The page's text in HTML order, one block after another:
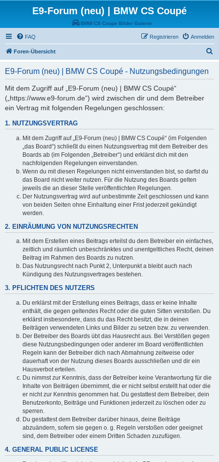
E9-Forum (neu) | BMW CS Coupé
BMW CS Coupe Bilder Galerie
FAQ Anmelden
Registrieren
Foren-Übersicht
E9-Forum (neu) | BMW CS Coupé - Nutzungsbedingungen
Mit dem Zugriff auf „E9-Forum (neu) | BMW CS Coupé“
(„https://www.e9-forum.de“) wird zwischen dir und dem Betreiber
ein Vertrag mit folgenden Regelungen geschlossen:
1. NUTZUNGSVERTRAG
Mit dem Zugriff auf „E9-Forum (neu) | BMW CS Coupé“ (im Folgenden
„das Board“) schließt du einen Nutzungsvertrag mit dem Betreiber des
Boards ab (im Folgenden „Betreiber“) und erklärst dich mit den
nachfolgenden Regelungen einverstanden.
Wenn du mit diesen Regelungen nicht einverstanden bist, so darfst du
das Board nicht weiter nutzen. Für die Nutzung des Boards gelten
jeweils die an dieser Stelle veröffentlichten Regelungen.
Der Nutzungsvertrag wird auf unbestimmte Zeit geschlossen und kann
von beiden Seiten ohne Einhaltung einer Frist jederzeit gekündigt
werden.
2. EINRÄUMUNG VON NUTZUNGSRECHTEN
Mit dem Erstellen eines Beitrags erteilst du dem Betreiber ein einfaches,
zeitlich und räumlich unbeschränktes und unentgeltliches Recht, deinen
Beitrag im Rahmen des Boards zu nutzen.
Das Nutzungsrecht nach Punkt 2, Unterpunkt a bleibt auch nach
Kündigung des Nutzungsvertrages bestehen.
3. PFLICHTEN DES NUTZERS
Du erklärst mit der Erstellung eines Beitrags, dass er keine Inhalte
enthält, die gegen geltendes Recht oder die guten Sitten verstoßen. Du
erklärst insbesondere, dass du das Recht besitzt, die in deinen
Beiträgen verwendeten Links und Bilder zu setzen bzw. zu verwenden.
Der Betreiber des Boards übt das Hausrecht aus. Bei Verstößen gegen
diese Nutzungsbedingungen oder anderer im Board veröffentlichten
Regeln kann der Betreiber dich nach Abmahnung zeitweise oder
dauerhaft von der Nutzung dieses Boards ausschließen und dir ein
Hausverbot erteilen.
Du nimmst zur Kenntnis, dass der Betreiber keine Verantwortung für die
Inhalte von Beiträgen übernimmt, die er nicht selbst erstellt hat oder die
er nicht zur Kenntnis genommen hat. Du gestattest dem Betreiber, dein
Benutzerkonto, Beiträge und Funktionen jederzeit zu löschen oder zu
sperren.
Du gestattest dem Betreiber darüber hinaus, deine Beiträge
abzuändern, sofern sie gegen o. g. Regeln verstoßen oder geeignet
sind, dem Betreiber oder einem Dritten Schaden zuzufügen.
4. GENERAL PUBLIC LICENSE